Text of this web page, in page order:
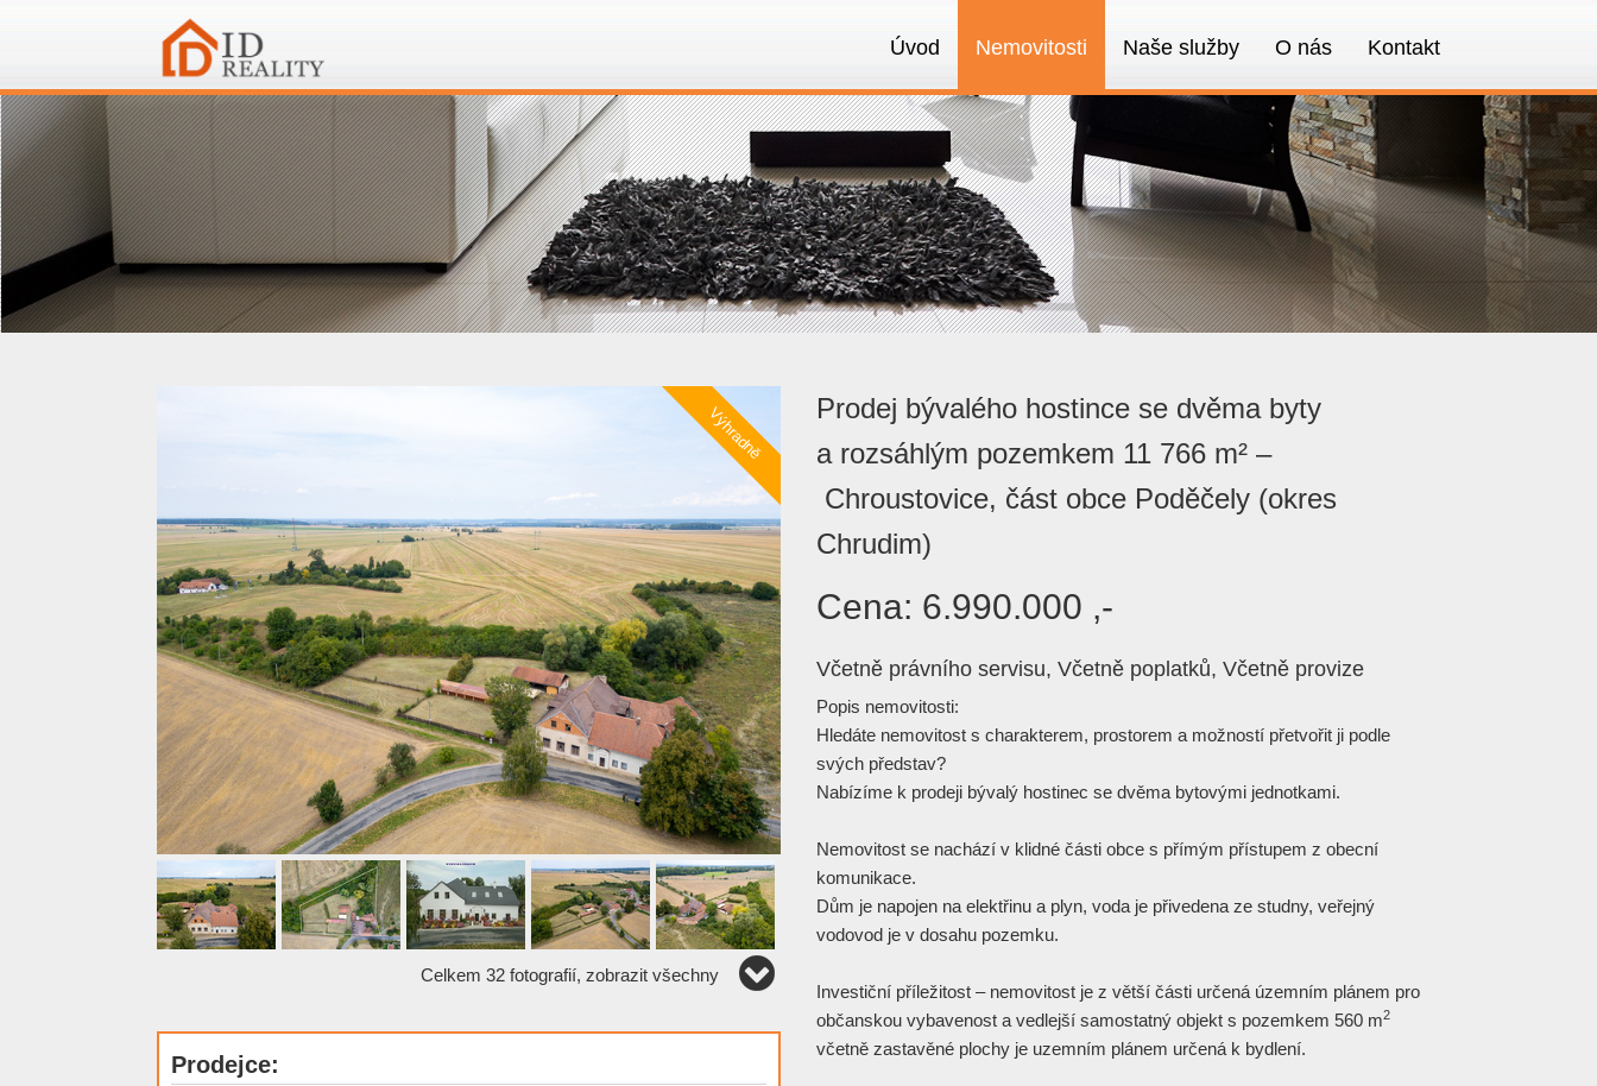
Úvod Nemovitosti Naše služby O nás Kontakt
Celkem 32 fotografií, zobrazit všechny
Prodejce:
Prodej bývalého hostince se dvěma byty
a rozsáhlým pozemkem 11 766 m² –
Chroustovice, část obce Poděčely (okres
Chrudim)
Cena: 6.990.000 ,-
Včetně právního servisu, Včetně poplatků, Včetně provize
Popis nemovitosti:
Hledáte nemovitost s charakterem, prostorem a možností přetvořit ji podle
svých představ?
Nabízíme k prodeji bývalý hostinec se dvěma bytovými jednotkami.
Nemovitost se nachází v klidné části obce s přímým přístupem z obecní
komunikace.
Dům je napojen na elektřinu a plyn, voda je přivedena ze studny, veřejný
vodovod je v dosahu pozemku.
Investiční příležitost – nemovitost je z větší části určená územním plánem pro
občanskou vybavenost a vedlejší samostatný objekt s pozemkem 560 m2
včetně zastavěné plochy je uzemním plánem určená k bydlení.